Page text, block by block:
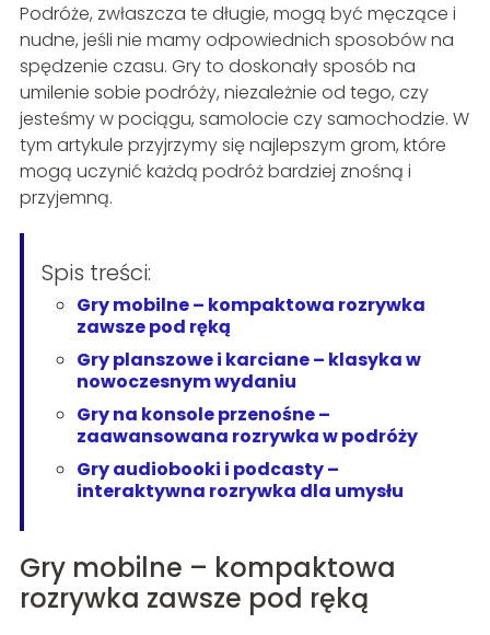
Podróże, zwłaszcza te długie, mogą być męczące i
nudne, jeśli nie mamy odpowiednich sposobów na
spędzenie czasu. Gry to doskonały sposób na
umilenie sobie podróży, niezależnie od tego, czy
jesteśmy w pociągu, samolocie czy samochodzie. W
tym artykule przyjrzymy się najlepszym grom, które
mogą uczynić każdą podróż bardziej znośną i
przyjemną.
Spis treści:
Gry mobilne – kompaktowa rozrywka
zawsze pod ręką
Gry planszowe i karciane – klasyka w
nowoczesnym wydaniu
Gry na konsole przenośne –
zaawansowana rozrywka w podróży
Gry audiobooki i podcasty –
interaktywna rozrywka dla umysłu
Gry mobilne – kompaktowa
rozrywka zawsze pod ręką